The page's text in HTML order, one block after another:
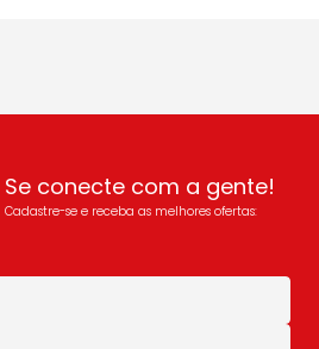
Se conecte com a gente!
Cadastre-se e receba as melhores ofertas: